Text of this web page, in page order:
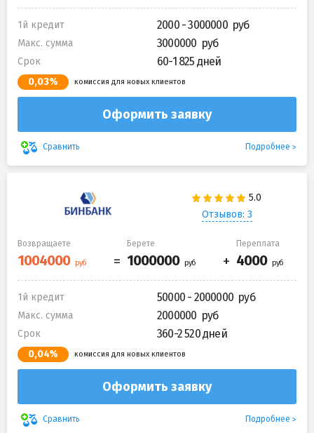
1й кредит 2000 - 3000000
Макс. сумма 3000000
Срок 60-1 825 дней
0,03% комиссия для новых клиентов
Оформить заявку
Сравнить Подробнее
Отзывов: 3
Возвращаете Берете Переплата
1й кредит 50000 - 2000000
Макс. сумма 2000000
Срок 360-2 520 дней
0,04% комиссия для новых клиентов
Оформить заявку
Сравнить Подробнее